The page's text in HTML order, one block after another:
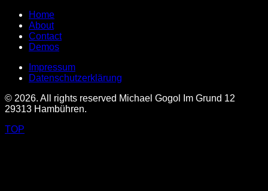
Home
About
Contact
Demos
Impressum
Datenschutzerklärung
© 2026. All rights reserved Michael Gogol Im Grund 12
29313 Hambühren.
TOP